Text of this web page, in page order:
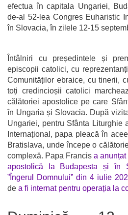
efectua în capitala Ungariei,
de-al 52-lea Congres Euharistic
în Slovacia, în zilele 12-15
Întâlniri cu președintele și
episcopii catolici, cu
Comunităților ebraice, cu tinerii,
toți credincioșii catolici
călătoriei apostolice pe care
în Ungaria și Slovacia. După
Ungariei, pentru Sfânta Liturghie
Internațional, papa pleacă în
Bratislava, unde începe o
complexă. Papa Francis a
apostolică la Budapesta și în
”Îngerul Domnului” din 4 iulie
de a fi internat pentru operația la